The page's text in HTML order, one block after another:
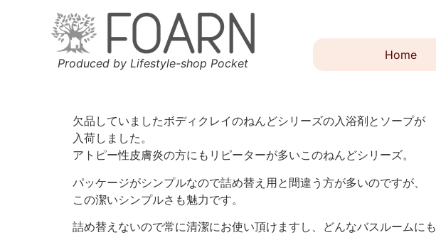
Produced by Lifestyle-shop Pocket
Home
欠品していましたボディクレイのねんどシリーズの入浴剤とソープが
入荷しました。
アトピー性皮膚炎の方にもリピーターが多いこのねんどシリーズ。
パッケージがシンプルなので詰め替え用と間違う方が多いのですが、
この潔いシンプルさも魅力です。
詰め替えないので常に清潔にお使い頂けますし、どんなバスルームにも